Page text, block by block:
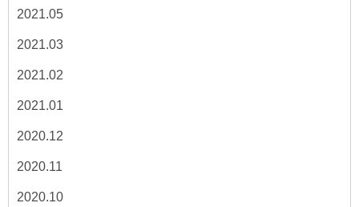
2021.05
2021.03
2021.02
2021.01
2020.12
2020.11
2020.10